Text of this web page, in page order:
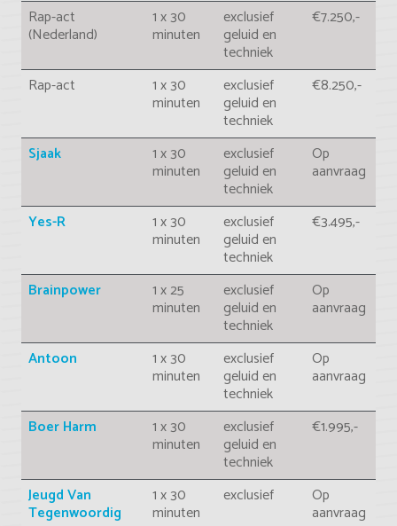
Rap-act
(Nederland)
1 x 30
minuten
exclusief
geluid en
techniek
€7.250,-
Rap-act 1 x 30
minuten
exclusief
geluid en
techniek
€8.250,-
Sjaak 1 x 30
minuten
exclusief
geluid en
techniek
Op
aanvraag
Yes-R 1 x 30
minuten
exclusief
geluid en
techniek
€3.495,-
Brainpower 1 x 25
minuten
exclusief
geluid en
techniek
Op
aanvraag
Antoon 1 x 30
minuten
exclusief
geluid en
techniek
Op
aanvraag
Boer Harm 1 x 30
minuten
exclusief
geluid en
techniek
€1.995,-
Jeugd Van
Tegenwoordig
1 x 30
minuten
exclusief Op
aanvraag